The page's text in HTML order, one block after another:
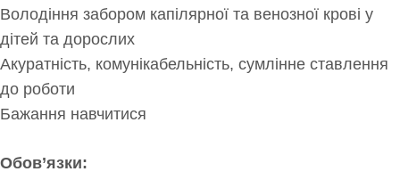
Володіння забором капілярної та венозної крові у
дітей та дорослих
Акуратність, комунікабельність, сумлінне ставлення
до роботи
Бажання навчитися
Обов’язки: